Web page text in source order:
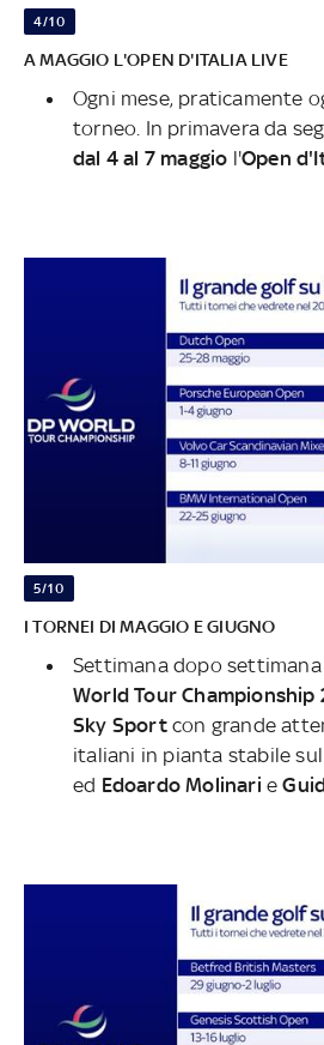
4/10
A MAGGIO L'OPEN D'ITALIA LIVE
Ogni mese, praticamente
torneo. In primavera da
dal 4 al 7 maggio l'Open
5/10
I TORNEI DI MAGGIO E GIUGNO
Settimana dopo
World Tour Championship
Sky Sport con grande
italiani in pianta stabile
ed Edoardo Molinari e